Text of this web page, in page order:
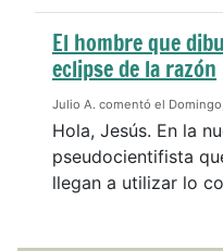
El hombre que
eclipse de la razón
Julio A. comentó el
Hola, Jesús. En la
pseudocientifista
llegan a utilizar lo